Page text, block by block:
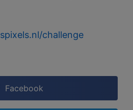
spixels.nl/challenge
Facebook